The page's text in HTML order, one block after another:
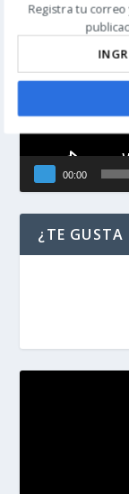
de
vídeo
00:00
¿TE GUSTA
Registra tu